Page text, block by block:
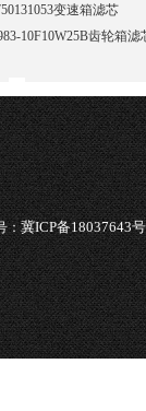
变速箱滤芯
10F10W25B齿轮箱滤
：冀ICP备18037643